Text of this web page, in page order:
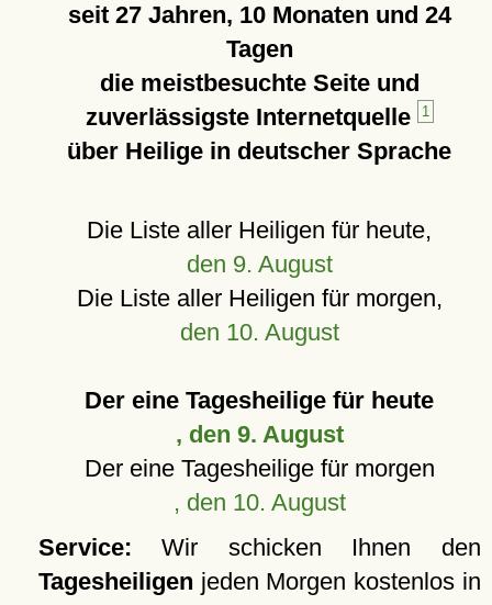
seit 27 Jahren, 10 Monaten und 24
Tagen
die meistbesuchte Seite und
zuverlässigste Internetquelle
1
über Heilige in deutscher Sprache
Die Liste aller Heiligen für heute,
den 9. August
Die Liste aller Heiligen für morgen,
den 10. August
Der eine Tagesheilige für heute
, den 9. August
Der eine Tagesheilige für morgen
, den 10. August
Service: Wir schicken Ihnen den
Tagesheiligen jeden Morgen kostenlos in